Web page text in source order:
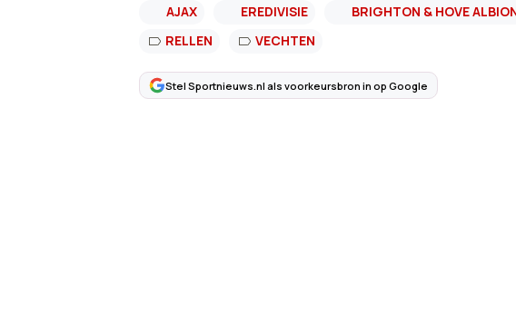
AJAX EREDIVISIE BRIGHTON & HOVE
RELLEN
VECHTEN
Stel Sportnieuws.nl als voorkeursbron in op Google